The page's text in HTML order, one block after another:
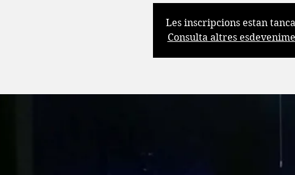
Les inscripcions estan
Consulta altres